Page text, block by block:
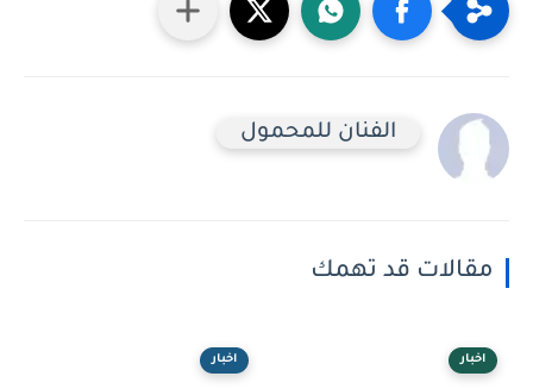
الفنان للمحمول
مقالات قد تهمك
اخبار اخبار